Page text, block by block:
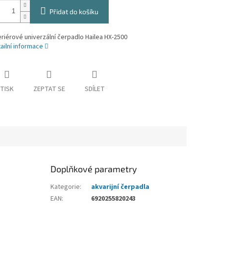
Přidat do košíku
univerzální čerpadlo Hailea HX-2500
informace
TISK ZEPTAT SE SDÍLET
Doplňkové parametry
Kategorie:
akvarijní čerpadla
EAN: 6920255820243